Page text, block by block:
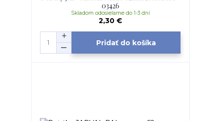
03426
2,30 €
Skladom odosielame do 1-3 dní
Pridať do košíka